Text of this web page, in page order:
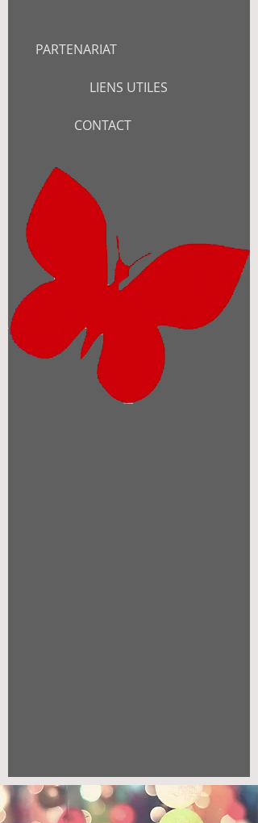
PARTENARIAT
LIENS UTILES
CONTACT